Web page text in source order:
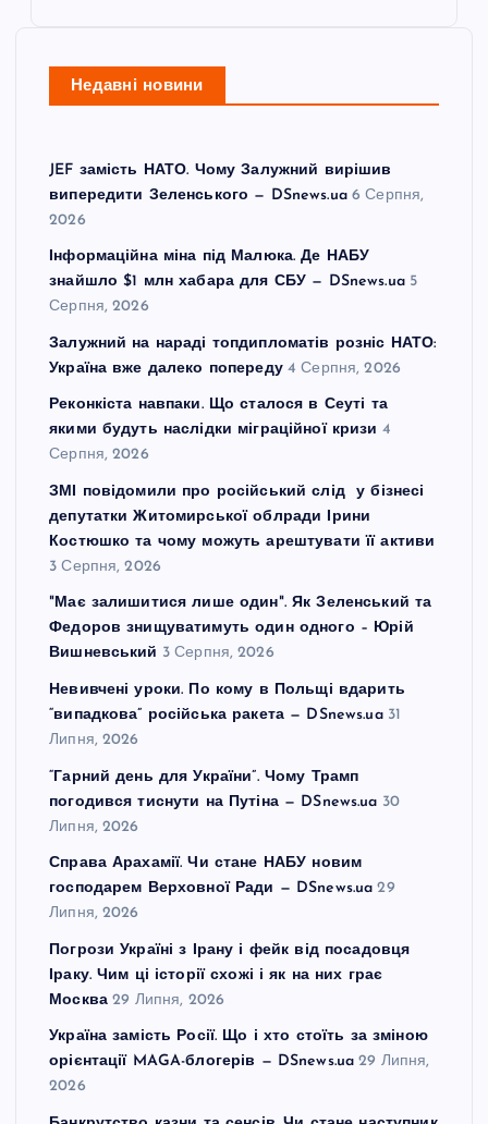
Недавні новини
JEF замість НАТО. Чому Залужний вирішив
випередити Зеленського — DSnews.ua 6 Серпня,
2026
Інформаційна міна під Малюка. Де НАБУ
знайшло $1 млн хабара для СБУ — DSnews.ua 5
Серпня, 2026
Залужний на нараді топдипломатів розніс НАТО:
Україна вже далеко попереду 4 Серпня, 2026
Реконкіста навпаки. Що сталося в Сеуті та
якими будуть наслідки міграційної кризи 4
Серпня, 2026
ЗМІ повідомили про російський слід у бізнесі
депутатки Житомирської облради Ірини
Костюшко та чому можуть арештувати її активи
3 Серпня, 2026
"Має залишитися лише один". Як Зеленський та
Федоров знищуватимуть один одного – Юрій
Вишневський 3 Серпня, 2026
Невивчені уроки. По кому в Польщі вдарить
“випадкова” російська ракета — DSnews.ua 31
Липня, 2026
“Гарний день для України”. Чому Трамп
погодився тиснути на Путіна — DSnews.ua 30
Липня, 2026
Справа Арахамії. Чи стане НАБУ новим
господарем Верховної Ради — DSnews.ua 29
Липня, 2026
Погрози Україні з Ірану і фейк від посадовця
Іраку. Чим ці історії схожі і як на них грає
Москва 29 Липня, 2026
Україна замість Росії. Що і хто стоїть за зміною
орієнтації MAGA-блогерів — DSnews.ua 29 Липня,
2026